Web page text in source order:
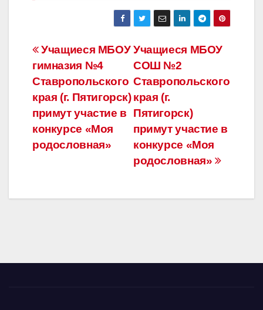
Навигация
по
записям
Учащиеся МБОУ
СОШ №2
Ставропольского
края (г.
Пятигорск)
примут участие в
конкурсе «Моя
родословная»
Учащиеся МБОУ
гимназия №4
Ставропольского
края (г. Пятигорск)
примут участие в
конкурсе «Моя
родословная»